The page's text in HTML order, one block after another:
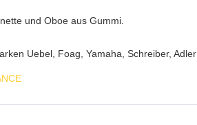
und Oboe aus Gummi.
Uebel, Foag, Yamaha, Schreiber, Adler